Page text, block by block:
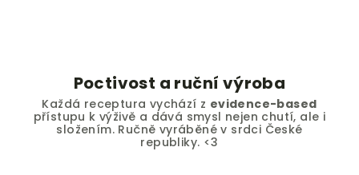
Poctivost a ruční výroba
Každá receptura vychází z evidence-based
přístupu k výživě a dává smysl nejen chutí, ale i
složením. Ručně vyráběné v srdci České
republiky. <3